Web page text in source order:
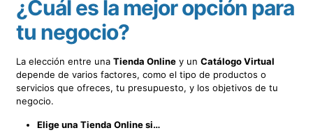
¿Cuál es la mejor opción para
tu negocio?
La elección entre unaTienda Online y unCatálogo Virtual
depende de varios factores, como el tipo de productos o
servicios que ofreces, tu presupuesto, y los objetivos de tu
negocio.
Elige una Tienda Online si…